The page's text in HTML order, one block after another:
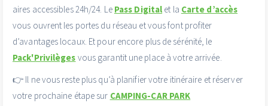
aires accessibles 24h/24. Le Pass Digital et la Carte d’accès
vous ouvrent les portes du réseau et vous font profiter
d’avantages locaux. Et pour encore plus de sérénité, le
Pack'Privilèges vous garantit une place à votre arrivée.
👉 Il ne vous reste plus qu’à planifier votre itinéraire et réserver
votre prochaine étape sur CAMPING-CAR PARK